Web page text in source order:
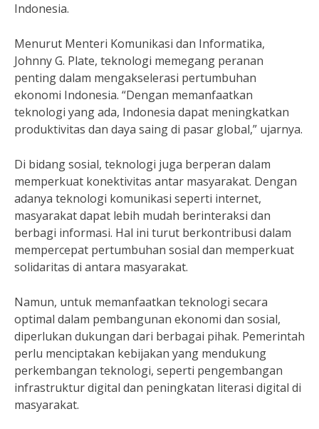
Indonesia.
Menurut Menteri Komunikasi dan Informatika,
Johnny G. Plate, teknologi memegang peranan
penting dalam mengakselerasi pertumbuhan
ekonomi Indonesia. “Dengan memanfaatkan
teknologi yang ada, Indonesia dapat meningkatkan
produktivitas dan daya saing di pasar global,” ujarnya.
Di bidang sosial, teknologi juga berperan dalam
memperkuat konektivitas antar masyarakat. Dengan
adanya teknologi komunikasi seperti internet,
masyarakat dapat lebih mudah berinteraksi dan
berbagi informasi. Hal ini turut berkontribusi dalam
mempercepat pertumbuhan sosial dan memperkuat
solidaritas di antara masyarakat.
Namun, untuk memanfaatkan teknologi secara
optimal dalam pembangunan ekonomi dan sosial,
diperlukan dukungan dari berbagai pihak. Pemerintah
perlu menciptakan kebijakan yang mendukung
perkembangan teknologi, seperti pengembangan
infrastruktur digital dan peningkatan literasi digital di
masyarakat.